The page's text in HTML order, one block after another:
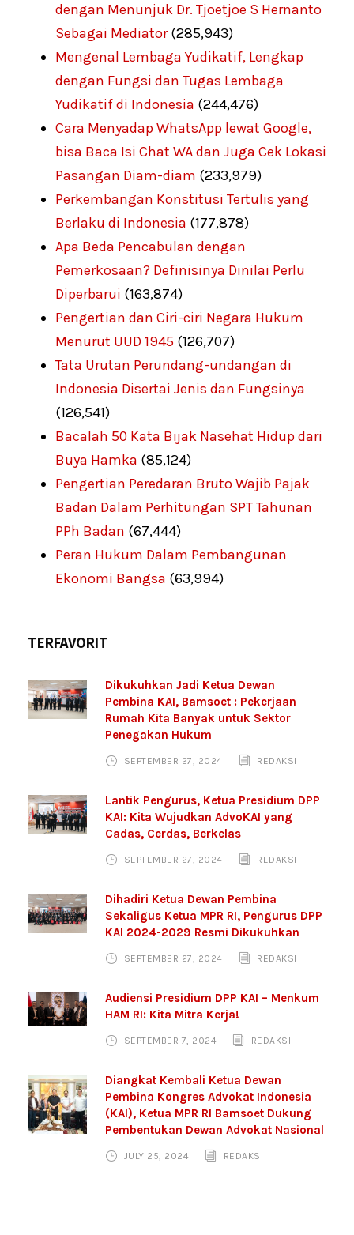
dengan Menunjuk Dr. Tjoetjoe S Hernanto
Sebagai Mediator (285,943)
Mengenal Lembaga Yudikatif, Lengkap
dengan Fungsi dan Tugas Lembaga
Yudikatif di Indonesia (244,476)
Cara Menyadap WhatsApp lewat Google,
bisa Baca Isi Chat WA dan Juga Cek Lokasi
Pasangan Diam-diam (233,979)
Perkembangan Konstitusi Tertulis yang
Berlaku di Indonesia (177,878)
Apa Beda Pencabulan dengan
Pemerkosaan? Definisinya Dinilai Perlu
Diperbarui (163,874)
Pengertian dan Ciri-ciri Negara Hukum
Menurut UUD 1945 (126,707)
Tata Urutan Perundang-undangan di
Indonesia Disertai Jenis dan Fungsinya
(126,541)
Bacalah 50 Kata Bijak Nasehat Hidup dari
Buya Hamka (85,124)
Pengertian Peredaran Bruto Wajib Pajak
Badan Dalam Perhitungan SPT Tahunan
PPh Badan (67,444)
Peran Hukum Dalam Pembangunan
Ekonomi Bangsa (63,994)
TERFAVORIT
Dikukuhkan Jadi Ketua Dewan
Pembina KAI, Bamsoet : Pekerjaan
Rumah Kita Banyak untuk Sektor
Penegakan Hukum
SEPTEMBER 27, 2024 REDAKSI
Lantik Pengurus, Ketua Presidium DPP
KAI: Kita Wujudkan AdvoKAI yang
Cadas, Cerdas, Berkelas
SEPTEMBER 27, 2024 REDAKSI
Dihadiri Ketua Dewan Pembina
Sekaligus Ketua MPR RI, Pengurus DPP
KAI 2024-2029 Resmi Dikukuhkan
SEPTEMBER 27, 2024 REDAKSI
Audiensi Presidium DPP KAI – Menkum
HAM RI: Kita Mitra Kerja!
SEPTEMBER 7, 2024 REDAKSI
Diangkat Kembali Ketua Dewan
Pembina Kongres Advokat Indonesia
(KAI), Ketua MPR RI Bamsoet Dukung
Pembentukan Dewan Advokat Nasional
JULY 25, 2024 REDAKSI